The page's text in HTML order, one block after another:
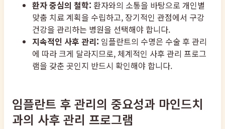
환자 중심의 철학: 환자와의 소통을 바탕으로 개인별
맞춤 치료 계획을 수립하고, 장기적인 관점에서 구강
건강을 관리하는 병원을 선택해야 합니다.
지속적인 사후 관리: 임플란트의 수명은 수술 후 관리
에 따라 크게 달라지므로, 체계적인 사후 관리 프로그
램을 갖춘 곳인지 반드시 확인해야 합니다.
임플란트 후 관리의 중요성과 마인드치
과의 사후 관리 프로그램